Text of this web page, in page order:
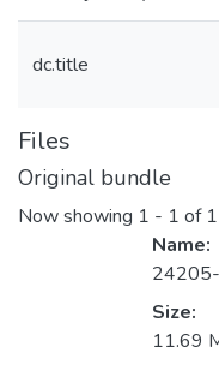
dc.title
Files
Original bundle
Now showing 1 - 1 of 1
Name:
Size:
11.69